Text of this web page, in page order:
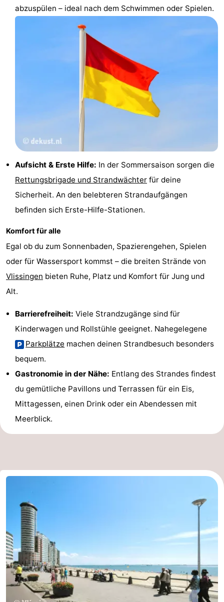
abzuspülen – ideal nach dem Schwimmen oder Spielen.
Aufsicht & Erste Hilfe: In der Sommersaison sorgen die
Rettungsbrigade und Strandwächter für deine
Sicherheit. An den belebteren Strandaufgängen
befinden sich Erste-Hilfe-Stationen.
Komfort für alle
Egal ob du zum Sonnenbaden, Spazierengehen, Spielen
oder für Wassersport kommst – die breiten Strände von
Vlissingen bieten Ruhe, Platz und Komfort für Jung und
Alt.
Barrierefreiheit: Viele Strandzugänge sind für
Kinderwagen und Rollstühle geeignet. Nahegelegene
Parkplätze machen deinen Strandbesuch besonders
bequem.
Gastronomie in der Nähe: Entlang des Strandes findest
du gemütliche Pavillons und Terrassen für ein Eis,
Mittagessen, einen Drink oder ein Abendessen mit
Meerblick.